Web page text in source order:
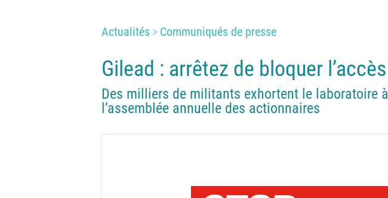
Actualités Communiqués de presse
Gilead : arrêtez de bloquer
Des milliers de militants exhortent le laboratoire
l’assemblée annuelle des actionnaires